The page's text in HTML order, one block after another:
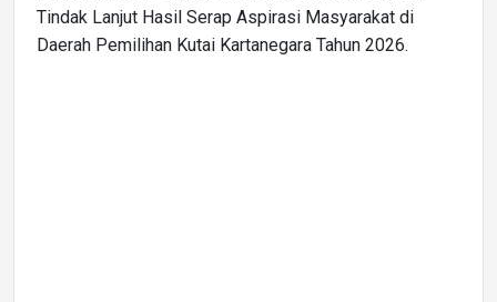
Tindak Lanjut Hasil Serap Aspirasi Masyarakat di
Daerah Pemilihan Kutai Kartanegara Tahun 2026.